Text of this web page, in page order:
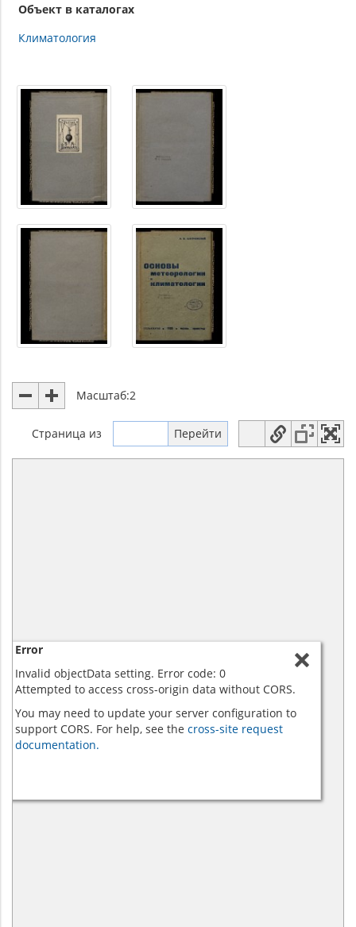
Объект в каталогах
Климатология
Масштаб:2
Страница из
Error
Invalid objectData setting. Error code: 0
Attempted to access cross-origin data without CORS.
You may need to update your server configuration to
support CORS. For help, see the cross-site request
documentation.